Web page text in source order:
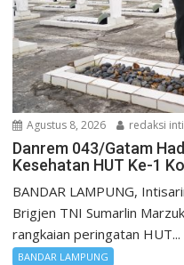
Agustus 8, 2026 redaksi
Danrem 043/Gatam
Kesehatan HUT Ke-1
BANDAR LAMPUNG,
Brigjen TNI Sumarlin
rangkaian peringatan HUT...
BANDAR LAMPUNG